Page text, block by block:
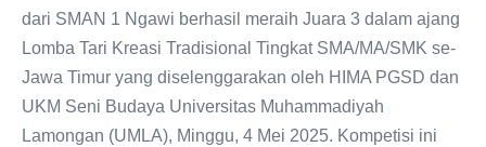
Jawa
Timur
dari SMAN 1 Ngawi berhasil meraih Juara 3 dalam ajang
Lomba Tari Kreasi Tradisional Tingkat SMA/MA/SMK se-
Jawa Timur yang diselenggarakan oleh HIMA PGSD dan
UKM Seni Budaya Universitas Muhammadiyah
Lamongan (UMLA), Minggu, 4 Mei 2025. Kompetisi ini